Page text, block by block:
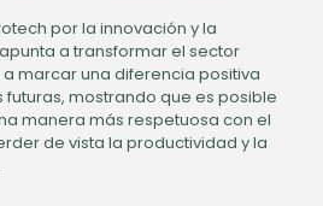
por la innovación y la
a transformar el sector
marcar una diferencia positiva
mostrando que es posible
manera más respetuosa con el
de vista la productividad y la